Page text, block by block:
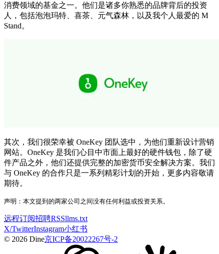
消费领域的基金之一。他们是诸多你熟悉的品牌背后的投资
人，包括泡泡玛特、喜茶、元气森林，以及我个人最爱的 M
Stand。
其次，我们很荣幸被 OneKey 团队选中，为他们重新设计营销
网站。OneKey 是我们心目中市面上最好的硬件钱包，除了硬
件产品之外，他们还提供完整的加密货币安全解决方案。我们
与 OneKey 的合作只是一系列精彩计划的开始，更多内容敬请
期待。
声明：本文提到的两家公司之间没有任何利益或投资关系。
远程订阅招聘RSSllms.txt
X/TwitterInstagram小红书
© 2026 Dine京ICP备20022267号-2